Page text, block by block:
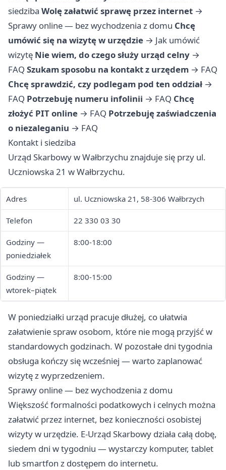
siedziba Wolę załatwić sprawę przez internet →
Sprawy online — bez wychodzenia z domu Chcę
umówić się na wizytę w urzędzie → Jak umówić
wizytę Nie wiem, do czego służy urząd celny →
FAQ Szukam sposobu na kontakt z urzędem → FAQ
Chcę sprawdzić, czy podlegam pod ten oddział →
FAQ Potrzebuję numeru infolinii → FAQ Chcę
złożyć PIT online → FAQ Potrzebuję zaświadczenia
o niezaleganiu → FAQ
Kontakt i siedziba
Urząd Skarbowy w Wałbrzychu znajduje się przy ul.
Uczniowska 21 w Wałbrzychu.
Adres ul. Uczniowska 21, 58-306 Wałbrzych
Telefon 22 330 03 30
Godziny —
poniedziałek
8:00-18:00
Godziny —
wtorek–piątek
8:00-15:00
W poniedziałki urząd pracuje dłużej, co ułatwia
załatwienie spraw osobom, które nie mogą przyjść w
standardowych godzinach. W pozostałe dni tygodnia
obsługa kończy się wcześniej — warto zaplanować
wizytę z wyprzedzeniem.
Sprawy online — bez wychodzenia z domu
Większość formalności podatkowych i celnych można
załatwić przez internet, bez konieczności osobistej
wizyty w urzędzie. E-Urząd Skarbowy działa całą dobę,
siedem dni w tygodniu — wystarczy komputer, tablet
lub smartfon z dostępem do internetu.